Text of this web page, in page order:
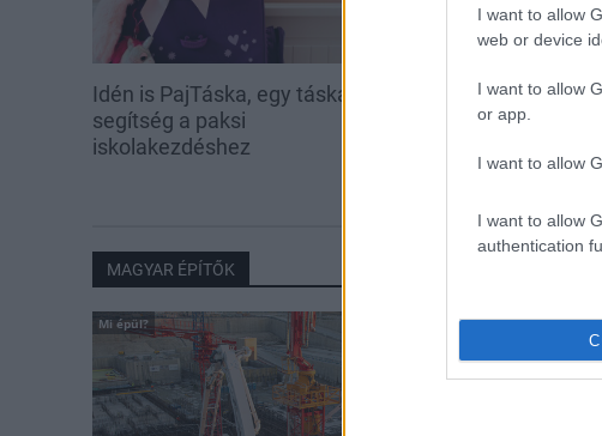
I want to allow
web or device
I want to allow
or app.
I want to allow
I want to allow
authentication
Idén is PajTáska, egy táskányi
segítség a paksi
iskolakezdéshez
Energiaválság: az
fordulat bizakodásra
MAGYAR ÉPÍTŐK
Mi épül?